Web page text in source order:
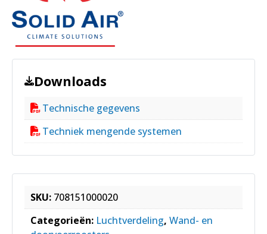
Downloads
Technische gegevens
Techniek mengende systemen
SKU: 708151000020
Categorieën: Luchtverdeling, Wand- en